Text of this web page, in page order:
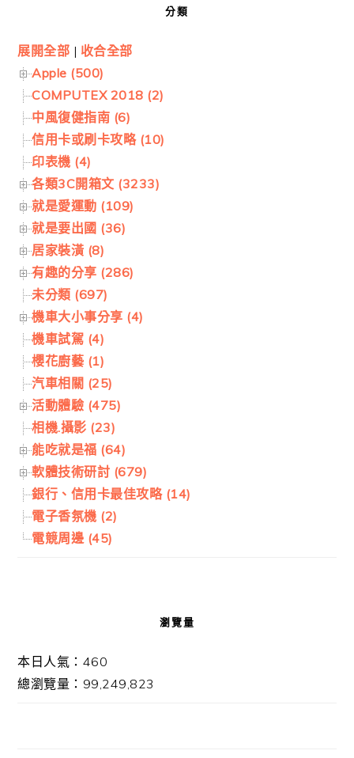
分類
展開全部 | 收合全部
Apple (500)
COMPUTEX 2018 (2)
中風復健指南 (6)
信用卡或刷卡攻略 (10)
印表機 (4)
各類3C開箱文 (3233)
就是愛運動 (109)
就是要出國 (36)
居家裝潢 (8)
有趣的分享 (286)
未分類 (697)
機車大小事分享 (4)
機車試駕 (4)
櫻花廚藝 (1)
汽車相關 (25)
活動體驗 (475)
相機.攝影 (23)
能吃就是福 (64)
軟體技術研討 (679)
銀行、信用卡最佳攻略 (14)
電子香氛機 (2)
電競周邊 (45)
瀏覽量
本日人氣：460
總瀏覽量：99,249,823